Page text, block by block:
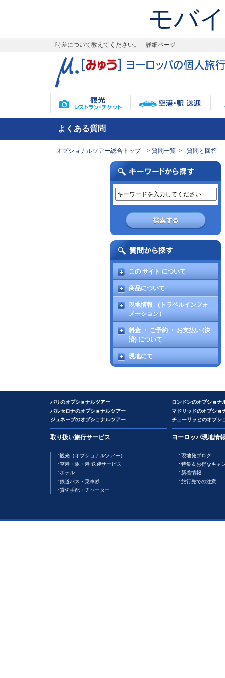
モバ
時差について教えてください。 詳細ページ
よくある質問
オプショナルツアー総合トップ 質問一覧 質問と回答
この サイト について
商品について
現地情報 （トラベルインフォ
メーション）
料金 ・ ご予約 ・ お支払い (決
済) について
現地にて
パリのオプショナルツアー
バルセロナのオプショナルツアー
ジュネーブのオプショナルツアー
ロンドンのオプショナ
マドリッドのオプショ
チューリッヒのオプシ
取り扱い旅行サービス
観光（オプショナルツアー）
空港・駅・港 送迎サービス
ホテル
鉄道バス・乗車券
貸切手配・チャーター
ヨーロッパ現地情
現地発ブログ
特集＆お得なキャ
新着情報
旅行先での注意